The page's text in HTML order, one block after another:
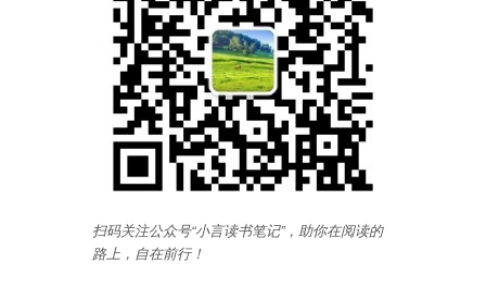
扫码关注公众号“小言读书笔记”，助你在阅读的
路上，自在前行！